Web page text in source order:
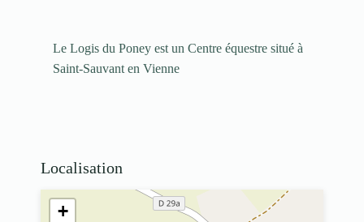
Le Logis du Poney est un Centre équestre situé à
Saint-Sauvant en Vienne
Localisation
+